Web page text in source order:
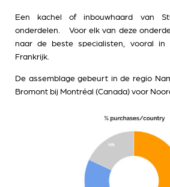
Een kachel of inbouwhaard van
onderdelen. Voor elk van deze
naar de beste specialisten, vooral in
Frankrijk.
De assemblage gebeurt in de regio
Bromont bij Montréal (Canada) voor